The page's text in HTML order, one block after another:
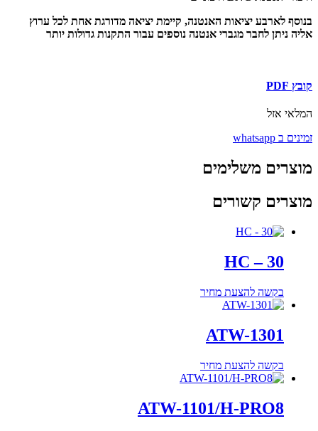
בנוסף לארבע יציאות האנטנה, קיימת יציאה מדורגת אחת לכל ערוץ
אליה ניתן לחבר מגברי אנטנה נוספים עבור התקנות גדולות יותר
קובץ PDF
המלאי אזל
זמינים ב whatsapp
מוצרים משלימים
מוצרים קשורים
HC – 30
בקשה להצעת מחיר
ATW-1301
בקשה להצעת מחיר
ATW-1101/H-PRO8